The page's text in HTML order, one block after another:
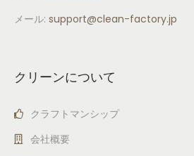
メール: support@clean-factory.jp
クリーンについて
クラフトマンシップ
会社概要